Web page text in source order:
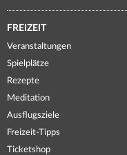
FREIZEIT
Veranstaltungen
Spielplätze
Rezepte
Meditation
Ausflugsziele
Freizeit-Tipps
Ticketshop